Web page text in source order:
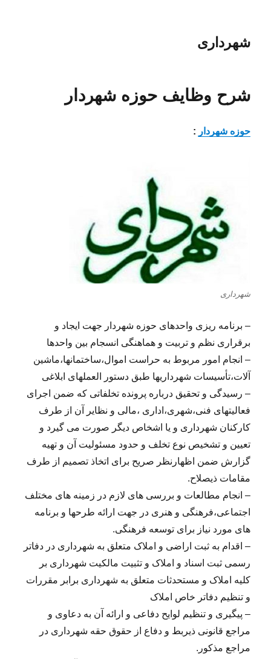
شهرداری
شرح وظایف حوزه شهردار
حوزه شهردار :
شهرداری
– برنامه ریزی واحدهای حوزه شهردار جهت ایجاد و
برقراری نظم و تربیت و هماهنگی انسجام بین واحدها
– انجام امور مربوط به حراست اموال،ساختمانها،ماشین
آلات،تأسیسات شهرداریها طبق دستور العملهای ابلاغی
– رسیدگی و تحقیق درباره پرونده تخلفاتی که ضمن اجرای
فعالیتهای فنی،شهری،اداری ،مالی و نظایر آن از طرف
کارکنان شهرداری و یا اشخاص دیگر صورت می گیرد و
تعیین و تشخیص نوع تخلف و حدود مسئولیت آن و تهیه
گزارش ضمن اظهارنظر صریح برای اتخاذ تصمیم از طرف
مقامات ذیصلاح.
– انجام مطالعات و بررسی های لازم در زمینه های مختلف
اجتماعی،فرهنگی و هنری در جهت ارائه طرحها و برنامه
های مورد نیاز برای توسعه فرهنگی.
– اقدام به ثبت اراضی و املاک متعلق به شهرداری در دفاتر
رسمی ثبت اسناد و املاک و تثبیت مالکیت شهرداری بر
کلیه املاک و مستحدثات متعلق به شهرداری برابر مقررات
و تنظیم دفاتر خاص املاک
– پیگیری و تنظیم لوایح دفاعی و ارائه آن به دعاوی و
مراجع قانونی ذیربط و دفاع از حقوق حقه شهرداری در
مراجع مذکور.